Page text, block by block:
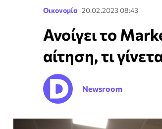
Οικονομία 20.02.2023 08:43
Ανοίγει το
αίτηση, τι
Newsroom